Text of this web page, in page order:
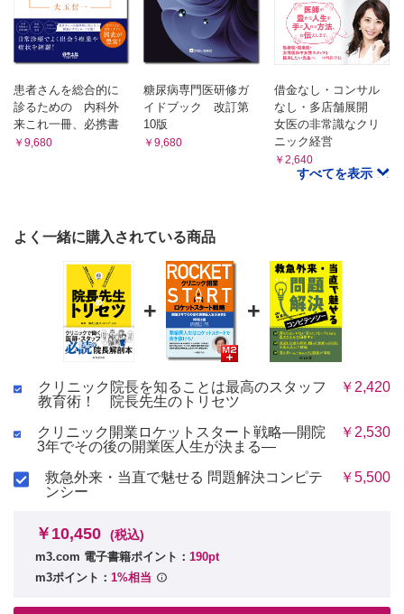
患者さんを総合的に
診るための 内科外
来これ一冊、必携書
￥9,680
糖尿病専門医研修ガ
イドブック 改訂第
10版
￥9,680
借金なし・コンサル
なし・多店舗展開
女医の非常識なクリ
ニック経営
￥2,640
すべてを表示
よく一緒に購入されている商品
+ +
クリニック院長を知ることは最高のスタッフ
教育術！ 院長先生のトリセツ
￥2,420
クリニック開業ロケットスタート戦略―開院
3年でその後の開業医人生が決まる―
￥2,530
救急外来・当直で魅せる 問題解決コンピテ
ンシー
￥5,500
￥10,450 (税込)
m3.com 電子書籍ポイント： 190pt
m3ポイント： 1%相当